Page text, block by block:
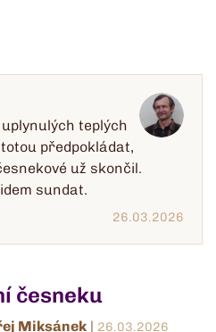
teplých
předpokládat,
už skončil.
sundat.
26.03.2026
česneku
Miksánek | 26.03.2026